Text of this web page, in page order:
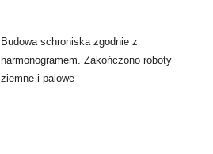
Budowa schroniska zgodnie z
harmonogramem. Zakończono roboty
ziemne i palowe